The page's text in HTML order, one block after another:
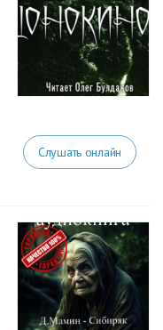
Слушать онлайн